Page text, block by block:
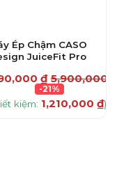
Ép Chậm CASO
JuiceFit Pro
₫ 5,900,000
-21%
kiệm: 1,210,000₫)